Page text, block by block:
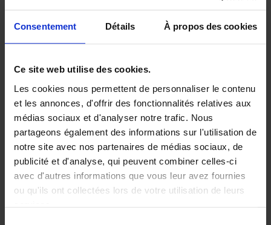
Consentement Détails À propos des cookies
Ce site web utilise des cookies.
Les cookies nous permettent de personnaliser le contenu
et les annonces, d'offrir des fonctionnalités relatives aux
médias sociaux et d'analyser notre trafic. Nous
partageons également des informations sur l'utilisation de
notre site avec nos partenaires de médias sociaux, de
publicité et d'analyse, qui peuvent combiner celles-ci
avec d'autres informations que vous leur avez fournies
ou qu'ils ont collectées lors de votre utilisation de leurs
Building Bonds = Building
Business
Jochen Roef Jozefien De Feyter
Carolien Boom
Couverture souple
2025 200
€29,99